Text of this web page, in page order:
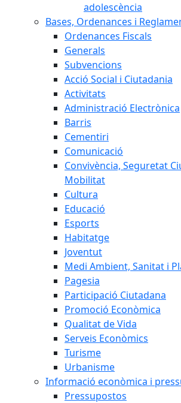
adolescència
Bases, Ordenances i
Ordenances Fiscals
Generals
Subvencions
Acció Social i Ciutadania
Activitats
Administració Electrònica
Barris
Cementiri
Comunicació
Convivència, Seguretat
Mobilitat
Cultura
Educació
Esports
Habitatge
Joventut
Medi Ambient, Sanitat i
Pagesia
Participació Ciutadana
Promoció Econòmica
Qualitat de Vida
Serveis Econòmics
Turisme
Urbanisme
Informació econòmica i
Pressupostos